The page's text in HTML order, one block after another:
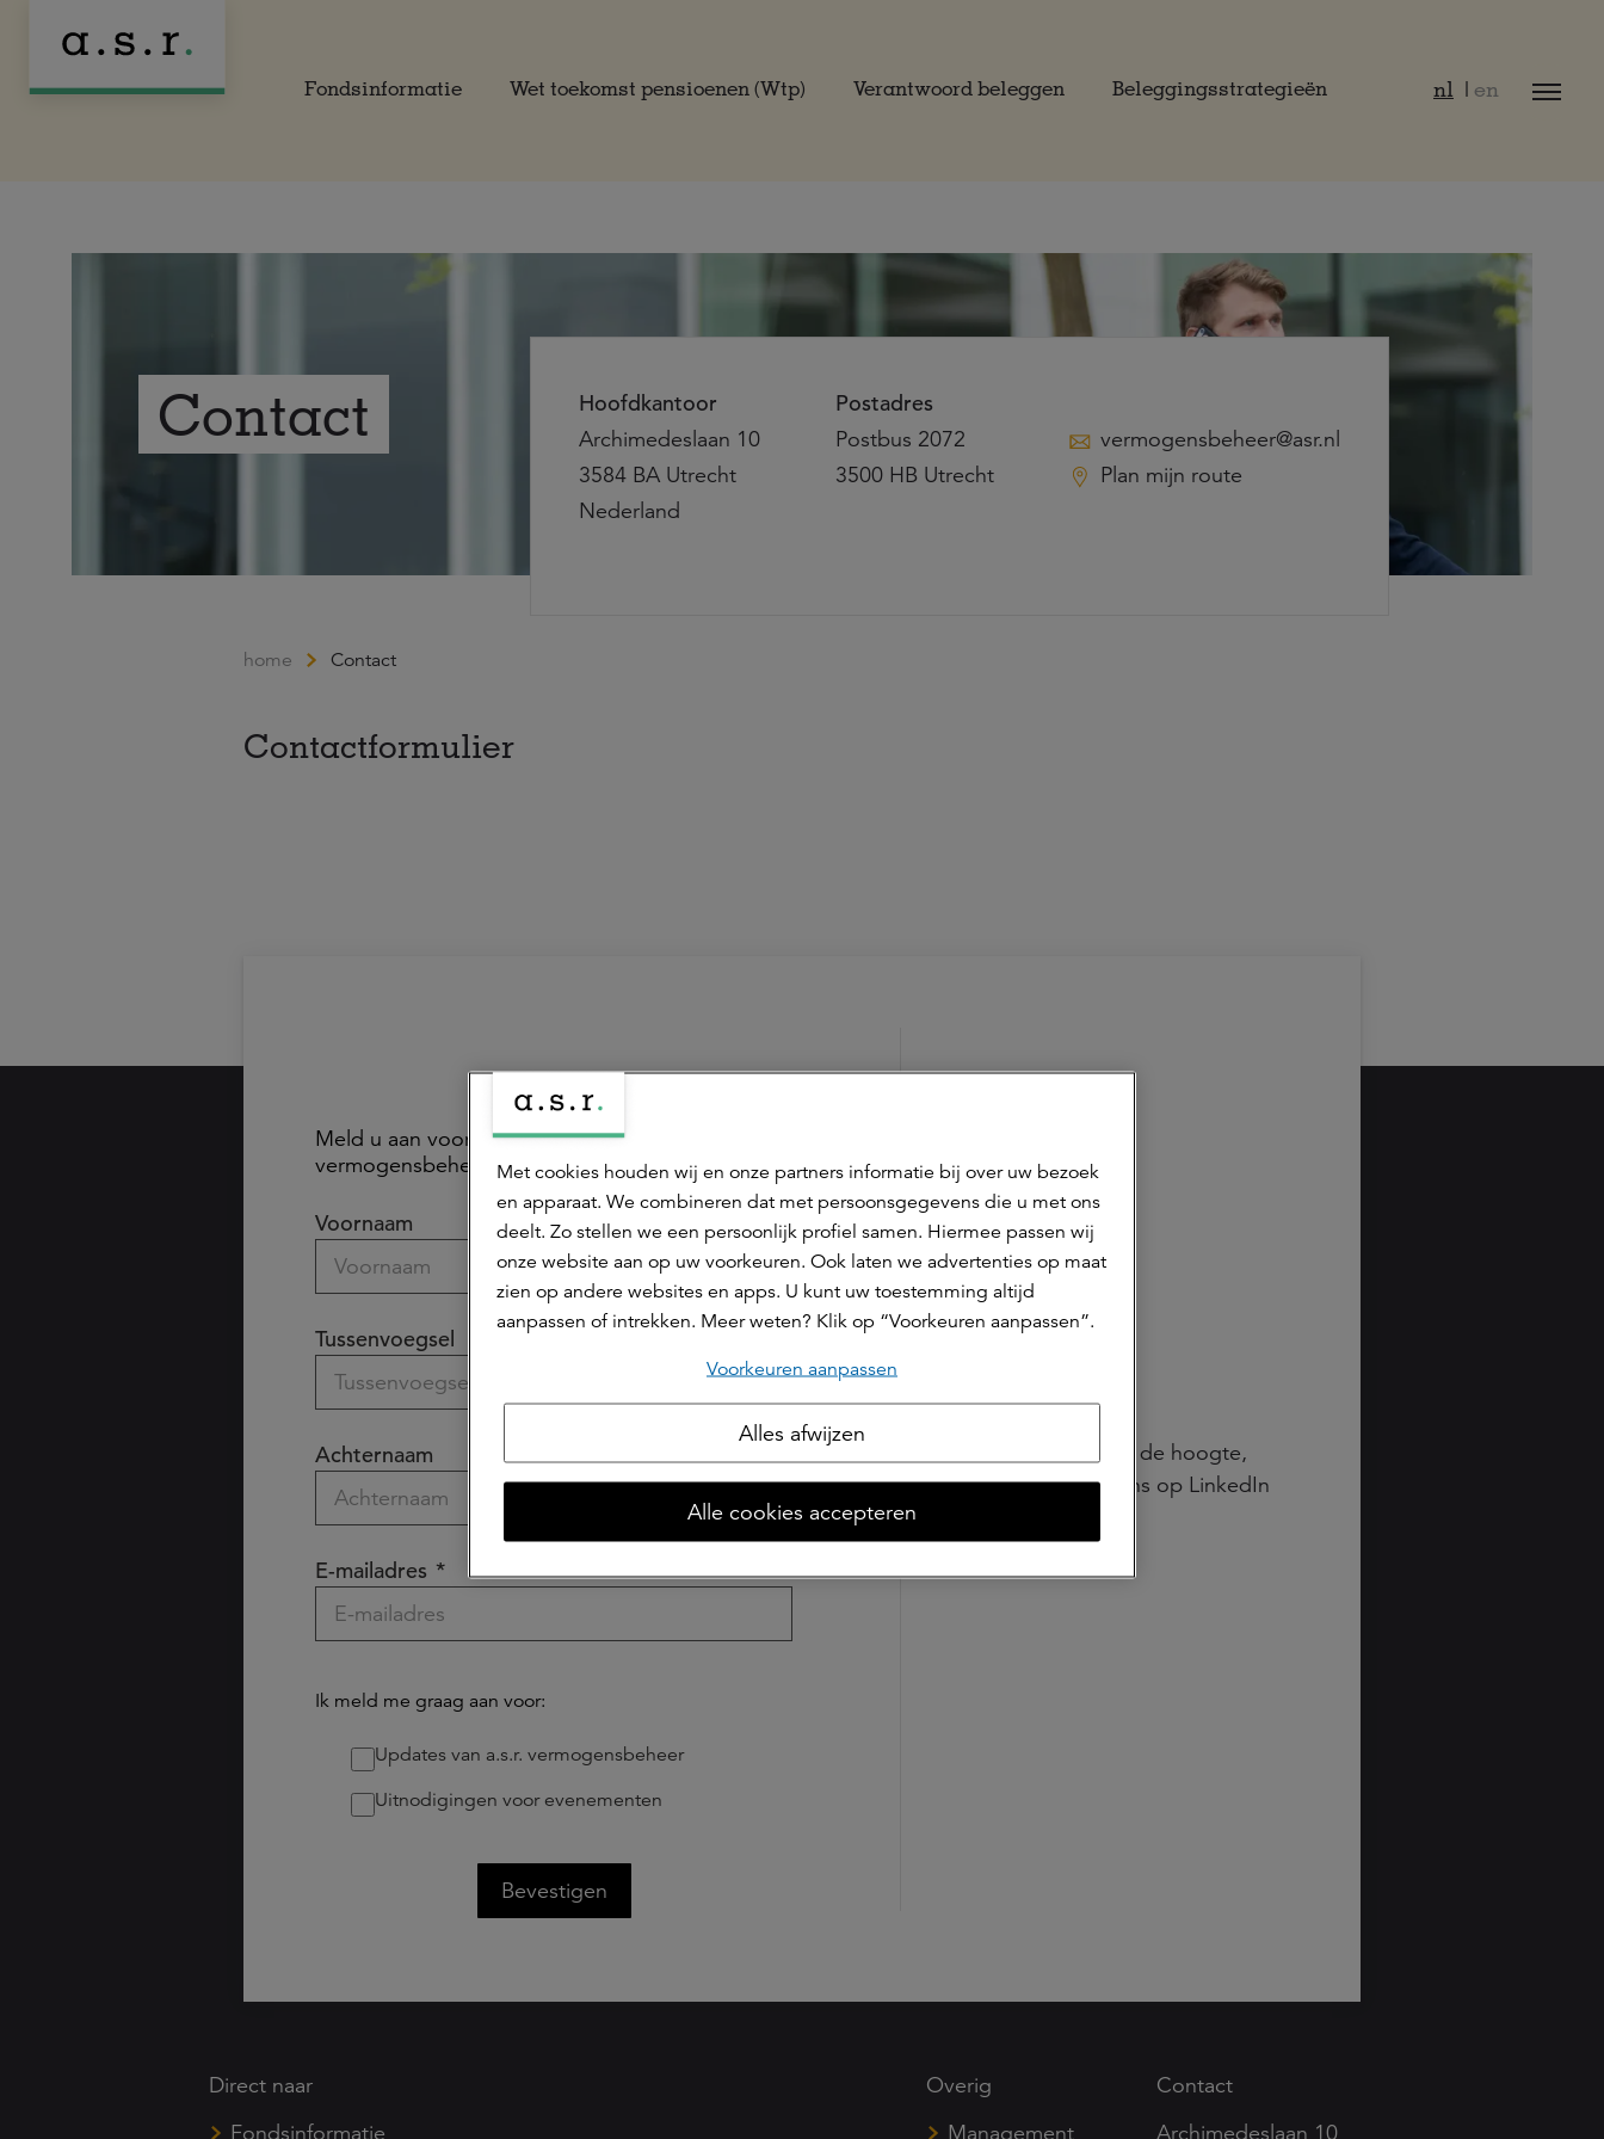
Fondsinformatie Wet toekomst pensioenen (Wtp) Verantwoord beleggen Beleggingsstrategieën nl en
Contact Hoofdkantoor
Archimedeslaan 10
3584 BA Utrecht
Nederland
Postadres
Postbus 2072
3500 HB Utrecht
vermogensbeheer@asr.nl
Plan mijn route
home Contact
Contactformulier
Meld u aan voor informatie van a.s.r.
vermogensbeheer
Voornaam
Tussenvoegsel
Achternaam
E-mailadres
Ik meld me graag aan voor:
Updates van a.s.r. vermogensbeheer
Uitnodigingen voor evenementen
Bevestigen
Blijf op de hoogte,
volg ons op LinkedIn
Direct naar
Fondsinformatie
Overig
Management
Contact
Archimedeslaan 10
Met cookies houden wij en onze partners informatie bij over uw bezoek
en apparaat. We combineren dat met persoonsgegevens die u met ons
deelt. Zo stellen we een persoonlijk profiel samen. Hiermee passen wij
onze website aan op uw voorkeuren. Ook laten we advertenties op maat
zien op andere websites en apps. U kunt uw toestemming altijd
aanpassen of intrekken. Meer weten? Klik op “Voorkeuren aanpassen”.
Voorkeuren aanpassen
Alles afwijzen
Alle cookies accepteren